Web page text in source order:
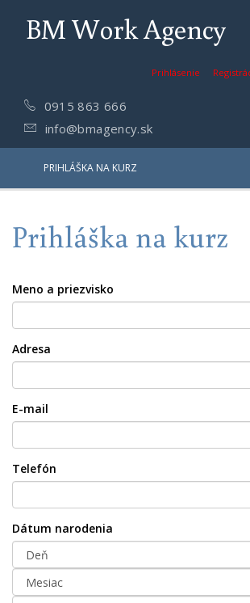
BM Work Agency
Prihlásenie
0915 863 666
info@bmagency.sk
PRIHLÁŠKA NA KURZ
Prihláška na kurz
Meno a priezvisko
Adresa
E-mail
Telefón
Dátum narodenia